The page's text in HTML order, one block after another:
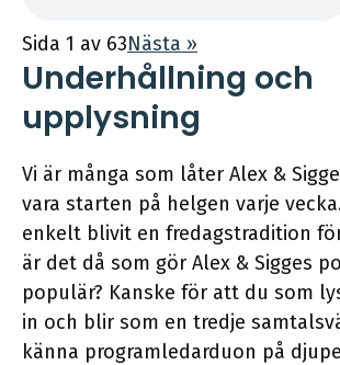
Sida 1 av 63Nästa »
Underhållning och
upplysning
Vi är många som låter Alex &
vara starten på helgen varje
enkelt blivit en fredagstradition
är det då som gör Alex & Sigges
populär? Kanske för att du som
in och blir som en tredje
känna programledarduon på